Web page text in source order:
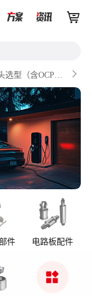

器液冷零部件

型（含OCP标


件 电路板配件